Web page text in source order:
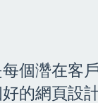
個濳在客
的網頁設